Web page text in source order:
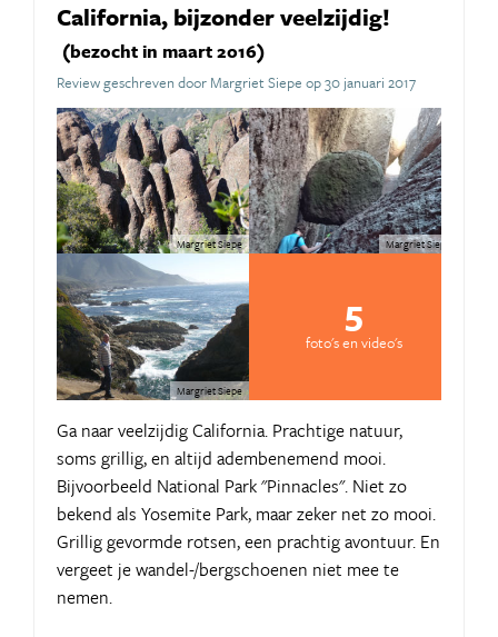
California, bijzonder veelzijdig!
(bezocht in maart 2016)
Review geschreven door Margriet Siepe op 30 januari 2017
Margriet Siepe Margriet Siepe
Margriet Siepe
5
foto's en video's
Ga naar veelzijdig California. Prachtige natuur,
soms grillig, en altijd adembenemend mooi.
Bijvoorbeeld National Park "Pinnacles". Niet zo
bekend als Yosemite Park, maar zeker net zo mooi.
Grillig gevormde rotsen, een prachtig avontuur. En
vergeet je wandel-/bergschoenen niet mee te
nemen.